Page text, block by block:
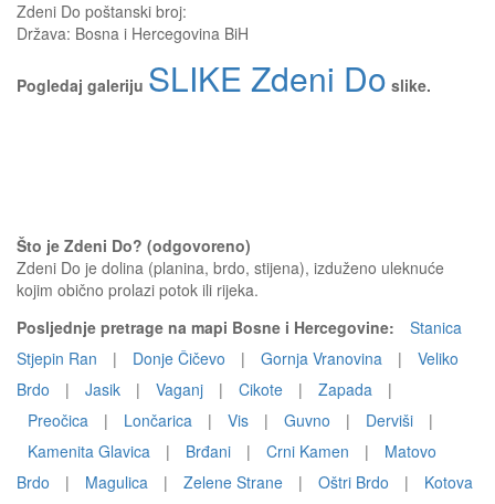
Zdeni Do poštanski broj:
Država: Bosna i Hercegovina BiH
Pogledaj galeriju SLIKE Zdeni Do slike.
Što je Zdeni Do? (odgovoreno)
Zdeni Do je dolina (planina, brdo, stijena), izduženo uleknuće
kojim obično prolazi potok ili rijeka.
Posljednje pretrage na mapi Bosne i Hercegovine:
Stanica
Stjepin Ran
| Donje Čičevo | Gornja Vranovina |
Veliko
Brdo
| Jasik | Vaganj | Cikote | Zapada
|
Preočica
| Lončarica | Vis | Guvno | Derviši
|
Kamenita Glavica
| Brđani | Crni Kamen |
Matovo
Brdo
| Magulica | Zelene Strane | Oštri Brdo |
Kotova